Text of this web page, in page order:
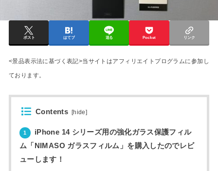
ポスト はてブ 送る Pocket リンク
<景品表示法に基づく表記>当サイトはアフィリエイトプログラムに参加し
ております。
Contents [hide]
1
iPhone 14 シリーズ用の強化ガラス保護フィル
ム「NIMASO ガラスフィルム」を購入したのでレビ
ューします！